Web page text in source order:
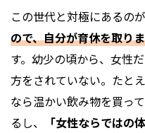
この世代と対極にあるの
ので、自分が育休を取り
す。幼少の頃から、女性
方をされていない。たと
なら温かい飲み物を買っ
るし、
「女性ならではの